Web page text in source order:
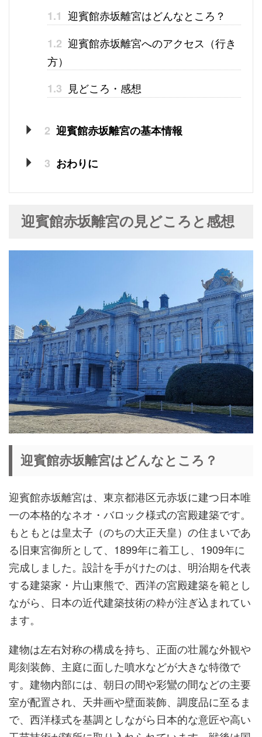
1.1 迎賓館赤坂離宮はどんなところ？
1.2 迎賓館赤坂離宮へのアクセス（行き
方）
1.3 見どころ・感想
2 迎賓館赤坂離宮の基本情報
3 おわりに
迎賓館赤坂離宮の見どころと感想
迎賓館赤坂離宮はどんなところ？
迎賓館赤坂離宮は、東京都港区元赤坂に建つ日本唯
一の本格的なネオ・バロック様式の宮殿建築です。
もともとは皇太子（のちの大正天皇）の住まいであ
る旧東宮御所として、1899年に着工し、1909年に
完成しました。設計を手がけたのは、明治期を代表
する建築家・片山東熊で、西洋の宮殿建築を範とし
ながら、日本の近代建築技術の粋が注ぎ込まれてい
ます。
建物は左右対称の構成を持ち、正面の壮麗な外観や
彫刻装飾、主庭に面した噴水などが大きな特徴で
す。建物内部には、朝日の間や彩鸞の間などの主要
室が配置され、天井画や壁面装飾、調度品に至るま
で、西洋様式を基調としながら日本的な意匠や高い